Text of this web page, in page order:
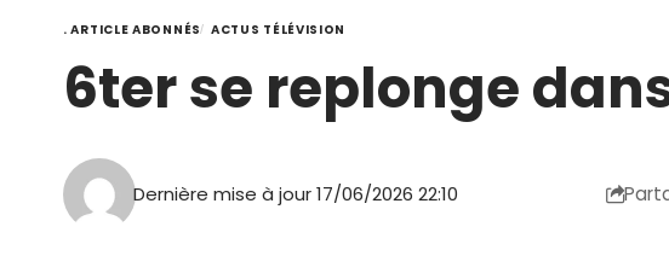
. ARTICLE ABONNÉS ACTUS TÉLÉVISION
6ter se replonge
Dernière mise à jour 17/06/2026 22:10